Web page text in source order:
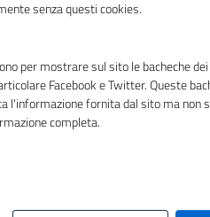
imprese
senza questi cookies.
per mostrare sul sito le bacheche
Facebook e Twitter. Queste
l'informazione fornita dal sito ma non
completa.